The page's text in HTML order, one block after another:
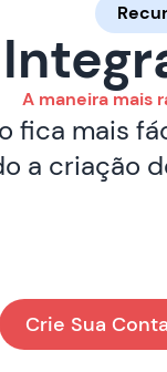
A maneira mais
fica mais
a criação
Crie Sua